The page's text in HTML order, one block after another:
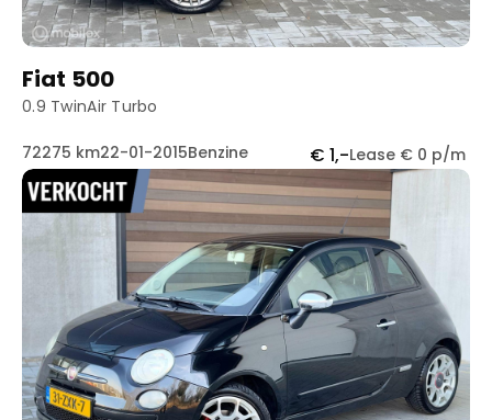
Fiat 500
0.9 TwinAir Turbo
72275 km22-01-2015Benzine € 1,-Lease € 0 p/m